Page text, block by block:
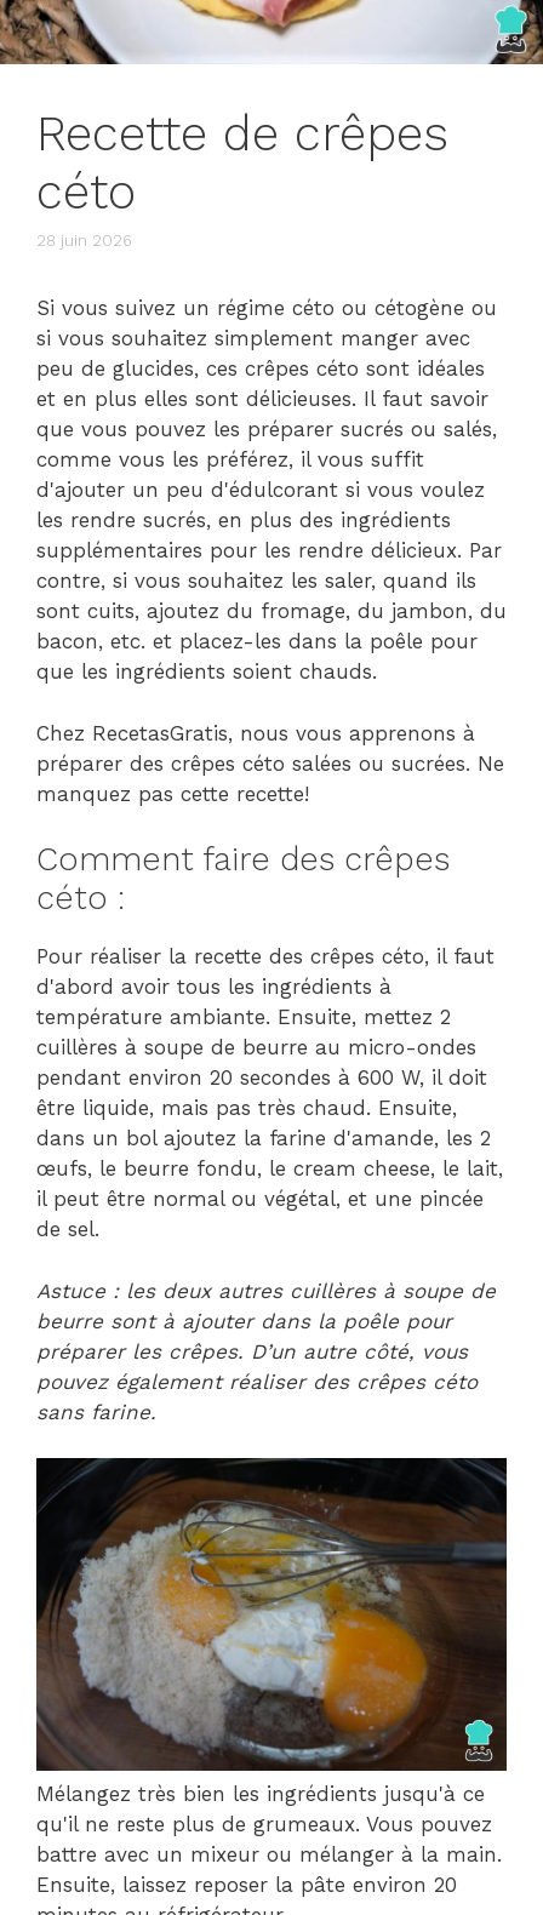
Recette de crêpes
céto
28 juin 2026
Si vous suivez un régime céto ou cétogène ou
si vous souhaitez simplement manger avec
peu de glucides, ces crêpes céto sont idéales
et en plus elles sont délicieuses. Il faut savoir
que vous pouvez les préparer sucrés ou salés,
comme vous les préférez, il vous suffit
d'ajouter un peu d'édulcorant si vous voulez
les rendre sucrés, en plus des ingrédients
supplémentaires pour les rendre délicieux. Par
contre, si vous souhaitez les saler, quand ils
sont cuits, ajoutez du fromage, du jambon, du
bacon, etc. et placez-les dans la poêle pour
que les ingrédients soient chauds.
Chez RecetasGratis, nous vous apprenons à
préparer des crêpes céto salées ou sucrées. Ne
manquez pas cette recette!
Comment faire des crêpes
céto :
Pour réaliser la recette des crêpes céto, il faut
d'abord avoir tous les ingrédients à
température ambiante. Ensuite, mettez 2
cuillères à soupe de beurre au micro-ondes
pendant environ 20 secondes à 600 W, il doit
être liquide, mais pas très chaud. Ensuite,
dans un bol ajoutez la farine d'amande, les 2
œufs, le beurre fondu, le cream cheese, le lait,
il peut être normal ou végétal, et une pincée
de sel.
Astuce : les deux autres cuillères à soupe de
beurre sont à ajouter dans la poêle pour
préparer les crêpes. D’un autre côté, vous
pouvez également réaliser des crêpes céto
sans farine.
Mélangez très bien les ingrédients jusqu'à ce
qu'il ne reste plus de grumeaux. Vous pouvez
battre avec un mixeur ou mélanger à la main.
Ensuite, laissez reposer la pâte environ 20